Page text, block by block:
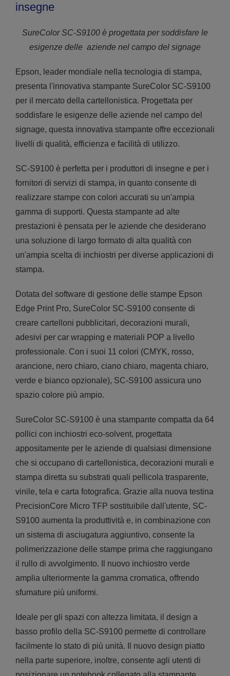
insegne
SureColor SC-S9100 è progettata per soddisfare le
esigenze delle aziende nel campo del signage
Epson, leader mondiale nella tecnologia di stampa,
presenta l'innovativa stampante SureColor SC-S9100
per il mercato della cartellonistica. Progettata per
soddisfare le esigenze delle aziende nel campo del
signage, questa innovativa stampante offre eccezionali
livelli di qualità, efficienza e facilità di utilizzo.
SC-S9100 è perfetta per i produttori di insegne e per i
fornitori di servizi di stampa, in quanto consente di
realizzare stampe con colori accurati su un'ampia
gamma di supporti. Questa stampante ad alte
prestazioni è pensata per le aziende che desiderano
una soluzione di largo formato di alta qualità con
un'ampia scelta di inchiostri per diverse applicazioni di
stampa.
Dotata del software di gestione delle stampe Epson
Edge Print Pro, SureColor SC-S9100 consente di
creare cartelloni pubblicitari, decorazioni murali,
adesivi per car wrapping e materiali POP a livello
professionale. Con i suoi 11 colori (CMYK, rosso,
arancione, nero chiaro, ciano chiaro, magenta chiaro,
verde e bianco opzionale), SC-S9100 assicura uno
spazio colore più ampio.
SureColor SC-S9100 è una stampante compatta da 64
pollici con inchiostri eco-solvent, progettata
appositamente per le aziende di qualsiasi dimensione
che si occupano di cartellonistica, decorazioni murali e
stampa diretta su substrati quali pellicola trasparente,
vinile, tela e carta fotografica. Grazie alla nuova testina
PrecisionCore Micro TFP sostituibile dall'utente, SC-
S9100 aumenta la produttività e, in combinazione con
un sistema di asciugatura aggiuntivo, consente la
polimerizzazione delle stampe prima che raggiungano
il rullo di avvolgimento. Il nuovo inchiostro verde
amplia ulteriormente la gamma cromatica, offrendo
sfumature più uniformi.
Ideale per gli spazi con altezza limitata, il design a
basso profilo della SC-S9100 permette di controllare
facilmente lo stato di più unità. Il nuovo design piatto
nella parte superiore, inoltre, consente agli utenti di